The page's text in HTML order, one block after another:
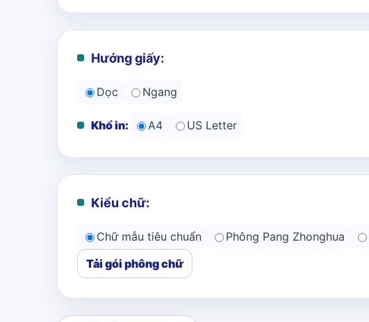
Hướng giấy:
Dọc Ngang
Khổ in: A4 US Letter
Kiểu chữ:
Chữ mẫu tiêu chuẩn Phông Pang Zhonghua
Tải gói phông chữ